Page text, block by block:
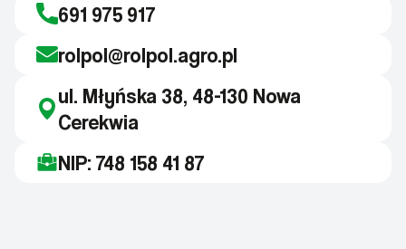
691 975 917
rolpol@rolpol.agro.pl
ul. Młyńska 38, 48-130 Nowa
Cerekwia
NIP: 748 158 41 87